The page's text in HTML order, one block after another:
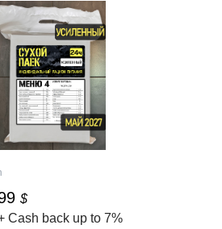
$
Cash back up to 7%